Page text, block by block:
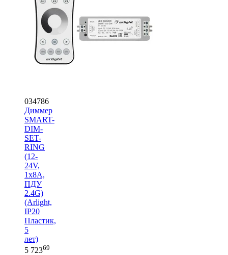
034786
Диммер
SMART-
DIM-
SET-
RING
(12-
24V,
1x8A,
ПДУ
2.4G)
(Arlight,
IP20
Пластик,
5
лет)
5 72369